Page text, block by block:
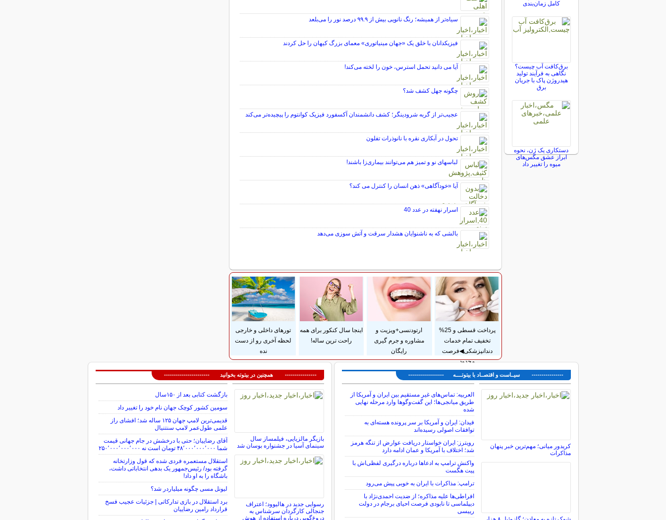
سیاه‌تر از همیشه؛ رنگ نانویی بیش از ۹۹.۹ درصد نور را می‌بلعد
فیزیکدانان با خلق یک «جهان مینیاتوری» معمای بزرگ کیهان را حل کردند
آیا می دانید تحمل استرس، خون را لخته می‌کند!
چگونه جهل کشف شد؟
عجیب‌تر از گربه شرودینگر؛ کشف دانشمندان آکسفورد فیزیک کوانتوم را پیچیده‌تر می‌کند
تحول در آبکاری نقره با نانوذرات تفلون
لباس‎های نو و تمیز هم می‌توانند بیماری‌زا باشند!
آیا «خودآگاهی» ذهن انسان را کنترل می کند؟
اسرار نهفته در عدد 40
بالشی که به ناشنوایان هشدار سرقت و آتش سوزی می‌دهد
سایر مطالب علمی و آموزشی
پرداخت قسطی و 25%
تخفیف تمام خدمات
دندانپزشکی◀فرصت
محدود
ارتودنسی+ویزیت و
مشاوره و جرم گیری
رایگان
اینجا سال کنکور برای همه
راحت ترین ساله!
تورهای داخلی و خارجی
لحظه آخری رو از دست
نده
کامل زمان‌بندی
برق‌کافت آب چیست؟
نگاهی به فرآیند تولید
هیدروژن پاک با جریان
برق
دستکاری یک ژن، نحوه
ابراز عشق مگس‌های
میوه را تغییر داد
---------------- سیــاست و اقتصــاد با بیتوتــــه ------------------
کریدور میانی؛ مهم‌ترین خبر پنهان
مذاکرات
العربیه: تماس‌های غیر مستقیم بین ایران و آمریکا از
طریق میانجی‌ها؛ این گفت‌و‌گو‌ها وارد مرحله نهایی
شده
فیدان: ایران و آمریکا بر سر پرونده هسته‌ای به
توافقات اصولی رسیده‌اند
رویترز: ایران خواستار دریافت عوارض از تنگه هرمز
شد؛ اختلاف با آمریکا و عمان ادامه دارد
واکنش ترامپ به ادعاها درباره درگیری لفظی‌اش با
پیت هگست
ترامپ: مذاکرات با ایران به خوبی پیش می‌رود
افراطی‌ها علیه مذاکره؛ از ضدیت احمدی‌نژاد با
دیپلماسی تا نابودی فرصت احیای برجام در دولت
رییسی
---------------- همچنین در بیتوته بخوانید -----------------------
بازیگر مالزیایی، فیلمساز سال
سینمای آسیا در جشنواره بوسان شد
رسوایی جدید در هالیوود؛ اعتراف
جنجالی کارگردان سرشناس به
دروغ‌گویی درباره استفاده از هوش
بازگشت کتابی بعد از ۱۵۰سال
سومین کشور کوچک جهان نام خود را تغییر داد
قدیمی‌ترین لامپ جهان ۱۲۵ ساله شد؛ افشای راز
علمی طول‌عمر لامپ سنتنیال
آقای رضاییان؛ حتی با درخشش در جام جهانی قیمت
شما ۴۸٬۰۰۰٬۰۰۰٬۰۰۰ تومان است نه ۲۵۰٬۰۰۰٬۰۰۰٬۰۰۰
استقلال مستعمره فردی شده که قول وزارتخانه
گرفته بود/ رئیس‌جمهور یک بدهی انتخاباتی داشت،
باشگاه را به او داد!
لیونل مسی چگونه میلیاردر شد؟
برد استقلال در بازی تدارکاتی | جزئیات عجیب فسخ
قرارداد رامین رضاییان